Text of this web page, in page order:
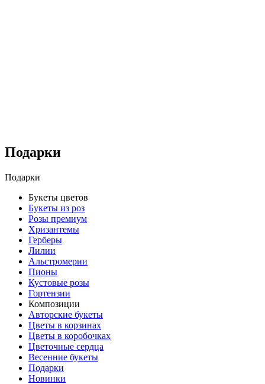
Подарки
Подарки
Букеты цветов
Букеты из роз
Розы премиум
Хризантемы
Герберы
Лилии
Альстромерии
Пионы
Кустовые розы
Гортензии
Композиции
Авторские букеты
Цветы в корзинах
Цветы в коробочках
Цветочные сердца
Весенние букеты
Подарки
Новинки